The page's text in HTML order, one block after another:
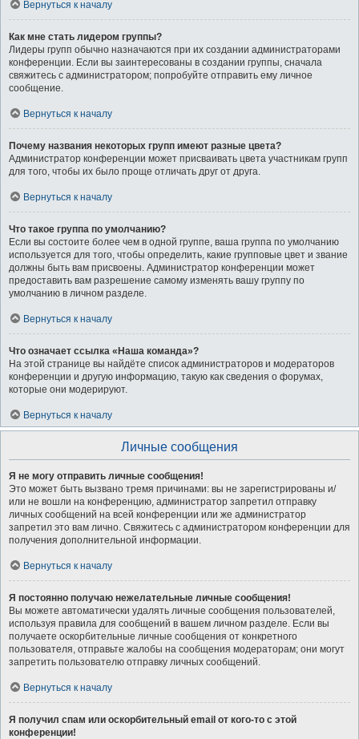
Вернуться к началу
Как мне стать лидером группы?
Лидеры групп обычно назначаются при их создании администраторами
конференции. Если вы заинтересованы в создании группы, сначала
свяжитесь с администратором; попробуйте отправить ему личное
сообщение.
Вернуться к началу
Почему названия некоторых групп имеют разные цвета?
Администратор конференции может присваивать цвета участникам групп
для того, чтобы их было проще отличать друг от друга.
Вернуться к началу
Что такое группа по умолчанию?
Если вы состоите более чем в одной группе, ваша группа по умолчанию
используется для того, чтобы определить, какие групповые цвет и звание
должны быть вам присвоены. Администратор конференции может
предоставить вам разрешение самому изменять вашу группу по
умолчанию в личном разделе.
Вернуться к началу
Что означает ссылка «Наша команда»?
На этой странице вы найдёте список администраторов и модераторов
конференции и другую информацию, такую как сведения о форумах,
которые они модерируют.
Вернуться к началу
Личные сообщения
Я не могу отправить личные сообщения!
Это может быть вызвано тремя причинами: вы не зарегистрированы и/
или не вошли на конференцию, администратор запретил отправку
личных сообщений на всей конференции или же администратор
запретил это вам лично. Свяжитесь с администратором конференции для
получения дополнительной информации.
Вернуться к началу
Я постоянно получаю нежелательные личные сообщения!
Вы можете автоматически удалять личные сообщения пользователей,
используя правила для сообщений в вашем личном разделе. Если вы
получаете оскорбительные личные сообщения от конкретного
пользователя, отправьте жалобы на сообщения модераторам; они могут
запретить пользователю отправку личных сообщений.
Вернуться к началу
Я получил спам или оскорбительный email от кого-то с этой
конференции!